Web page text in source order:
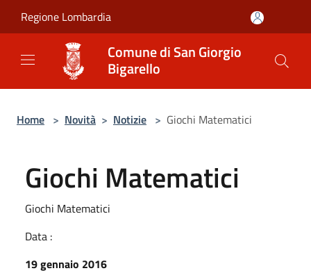
Regione Lombardia
Comune di San Giorgio
Bigarello
Home > Novità > Notizie > Giochi Matematici
Giochi Matematici
Giochi Matematici
Data :
19 gennaio 2016